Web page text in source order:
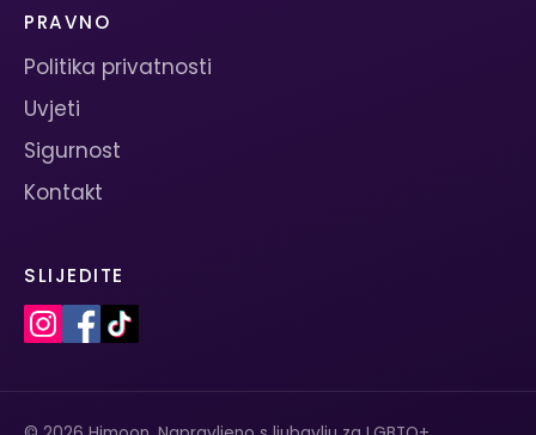
PRAVNO
Politika privatnosti
Uvjeti
Sigurnost
Kontakt
SLIJEDITE